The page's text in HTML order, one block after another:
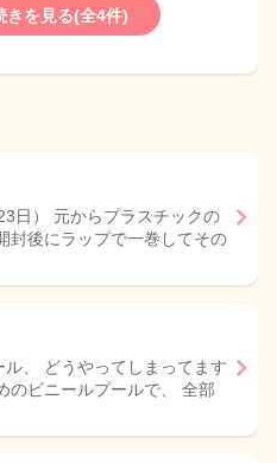
きを見る(全4件)
日） 元からプラスチックの
封後にラップで一巻してその
、 どうやってしまってます
のビニールプールで、 全部